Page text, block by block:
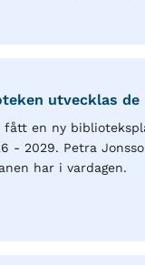
utvecklas
fått en ny
- 2029. Petra
har i vardagen.